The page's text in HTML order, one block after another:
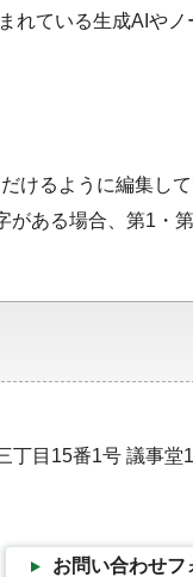
れている生成AIや
けるように編集し
ある場合、第1・
丁目15番1号 議事堂
お問い合わせフ